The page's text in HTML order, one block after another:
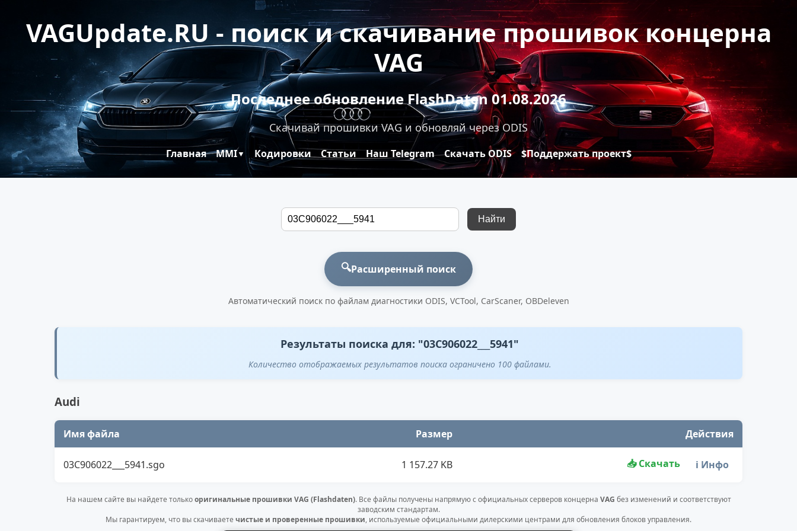
VAGUpdate.RU - поиск и скачивание прошивок концерна
VAG
Последнее обновление FlashDaten 01.08.2026
Скачивай прошивки VAG и обновляй через ODIS
Главная MMI▼ Кодировки Статьи Наш Telegram Скачать ODIS $Поддержать проект$
Найти
🔍Расширенный поиск
Автоматический поиск по файлам диагностики ODIS, VCTool, CarScaner, OBDeleven
Результаты поиска для: "03C906022___5941"
Количество отображаемых результатов поиска ограничено 100 файлами.
Audi
Имя файла Размер Действия
03C906022___5941.sgo 1 157.27 KB 📥 Скачать ℹ️ Инфо
На нашем сайте вы найдете толькооригинальные прошивки VAG (Flashdaten). Все файлы получены напрямую с официальных серверов концерна VAG без изменений и соответствуют
заводским стандартам.
Мы гарантируем, что вы скачиваете чистые и проверенные прошивки, используемые официальными дилерскими центрами для обновления блоков управления.